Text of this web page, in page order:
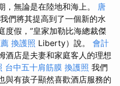
，無論是在陸地和海上。 唐
們將其提高到了一個新的水
度假，”皇家加勒比海總裁傑
換護照 Liberty）說。 會計
酒店是夫妻和家庭客人的理想
台中五十肩筋膜 換護照 我們
與有孩子顯然喜歡酒店服務的